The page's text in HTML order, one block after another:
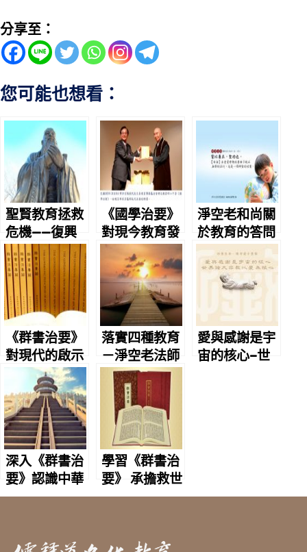
分享至：
您可能也想看：
聖賢教育拯救
危機——復興
中華文化救世
界
《國學治要》
對現今教育發
展的重要性
淨空老和尚關
於教育的答問
《群書治要》
對現代的啟示
落實四種教育
－淨空老法師
愛與感謝是宇
宙的核心–世
深入《群書治
要》認識中華
文化
學習《群書治
要》 承擔救世
使命